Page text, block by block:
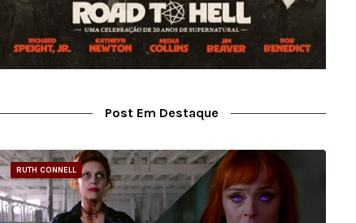
Post Em Destaque
RUTH CONNELL